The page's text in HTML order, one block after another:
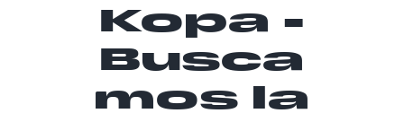
Kopa -
Busca
mos la